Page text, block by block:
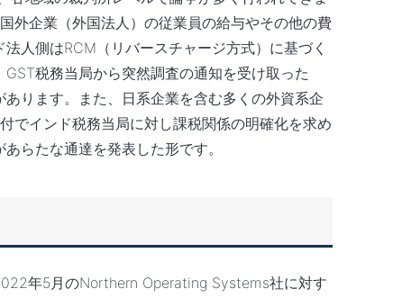
外企業（外国法人）の従業員の給与やその他の費
人側はRCM（リバースチャージ方式）に基づく
税務当局から突然調査の通知を受け取った
ります。また、日系企業を含む多くの外資系企
でインド税務当局に対し課税関係の明確化を求め
らたな通達を発表した形です。
年5月のNorthern Operating Systems社に対す